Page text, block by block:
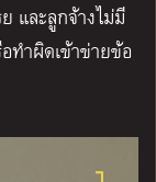
และลูกจ้างไม่มี
ทำผิดเข้าข่ายข้อ